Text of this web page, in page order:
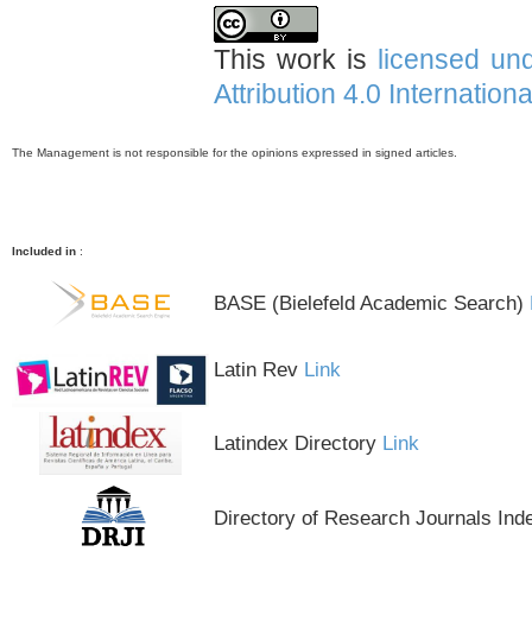
This work is
licensed
Attribution 4.0
The Management is not responsible for the opinions expressed in signed articles.
Included in :
BASE (Bielefeld Academic Search)
Latin Rev Link
Latindex Directory Link
Directory of Research Journals